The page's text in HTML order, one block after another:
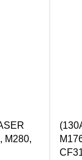
M280,